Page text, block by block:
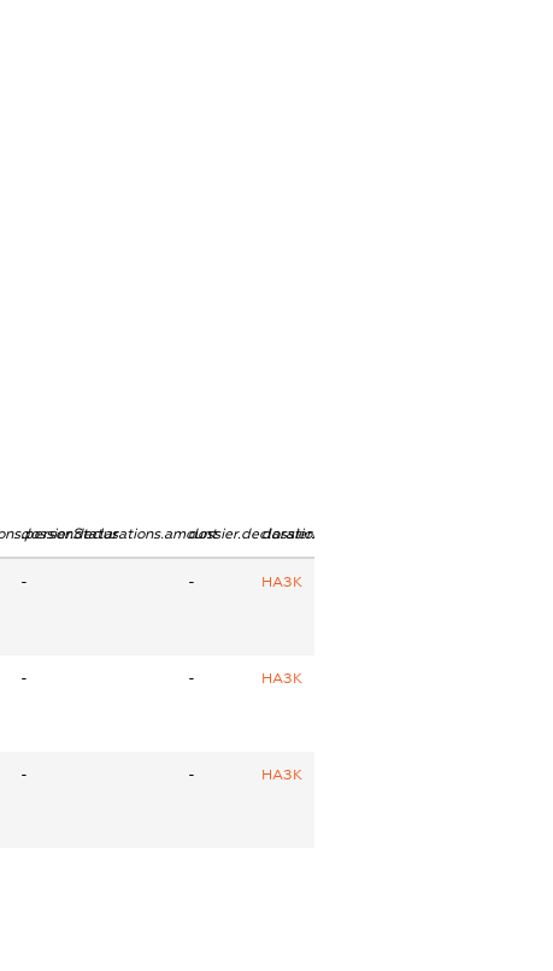
dossier.declarations.amountdossier.declarations.currency
dossier.declarations.source
- - НАЗК
- - НАЗК
- - НАЗК